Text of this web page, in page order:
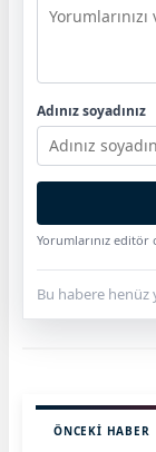
Adınız soyadınız
Yorumlarınız editör
Bu habere henüz
ÖNCEKI HABER